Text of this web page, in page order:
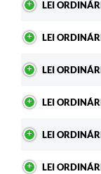
LEI
LEI
LEI
LEI
LEI
LEI